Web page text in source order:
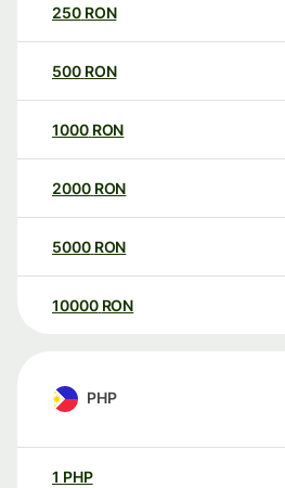
250 RON
500 RON
1000 RON
2000 RON
5000 RON
10000 RON
PHP
1 PHP